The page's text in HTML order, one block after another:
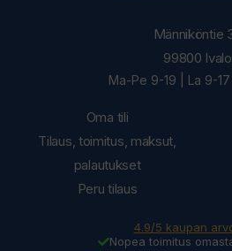
Oma tili
Tilaus, toimitus, maksut,
palautukset
Peru tilaus
Männiköntie
99800 Ivalo
Ma-Pe 9-19 | La 9-17
4.9/5 kaupan
Nopea toimitus